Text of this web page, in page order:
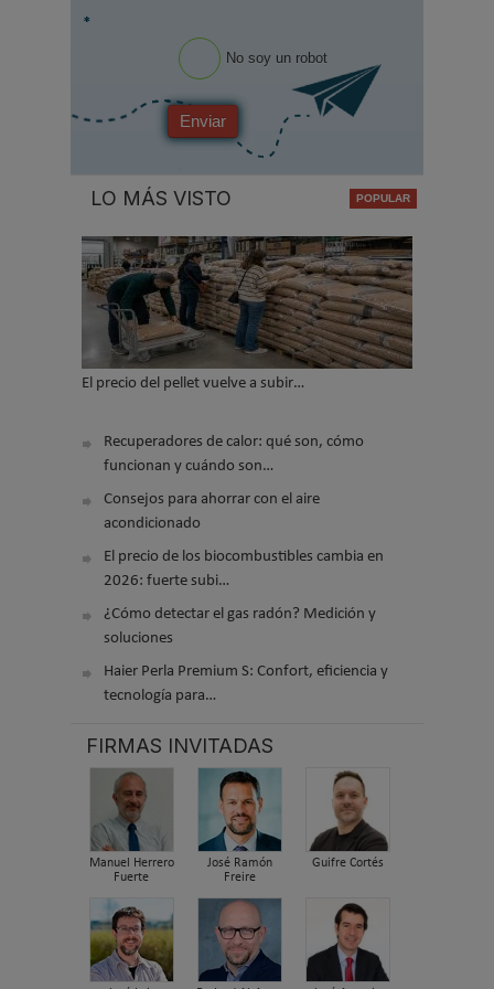
*
No soy un robot
Enviar
LO MÁS VISTO
El precio del pellet vuelve a subir…
Recuperadores de calor: qué son, cómo
funcionan y cuándo son…
Consejos para ahorrar con el aire
acondicionado
El precio de los biocombustibles cambia en
2026: fuerte subi…
¿Cómo detectar el gas radón? Medición y
soluciones
Haier Perla Premium S: Confort, eficiencia y
tecnología para…
FIRMAS INVITADAS
Manuel Herrero
Fuerte
José Ramón
Freire
Guifre Cortés